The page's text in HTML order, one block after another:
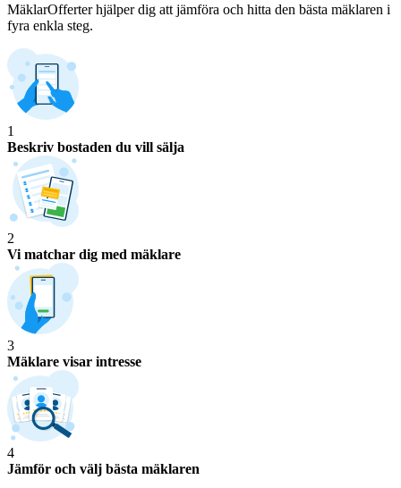
MäklarOfferter hjälper dig att jämföra och hitta den bästa mäklaren i
fyra enkla steg.
1
Beskriv bostaden du vill sälja
2
Vi matchar dig med mäklare
3
Mäklare visar intresse
4
Jämför och välj bästa mäklaren